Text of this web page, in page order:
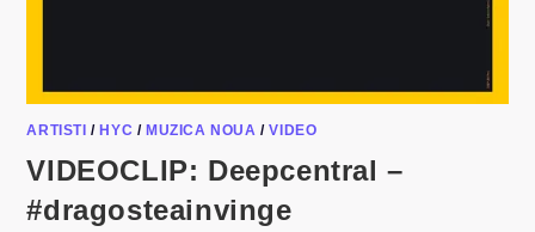
ARTISTI /HYC /MUZICA NOUA /VIDEO
VIDEOCLIP: Deepcentral –
#dragosteainvinge